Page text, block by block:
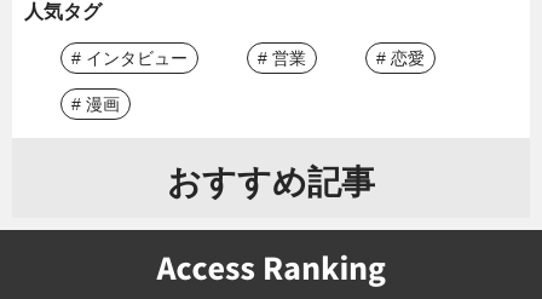
人気タグ
# インタビュー # 営業 # 恋愛
# 漫画
おすすめ記事